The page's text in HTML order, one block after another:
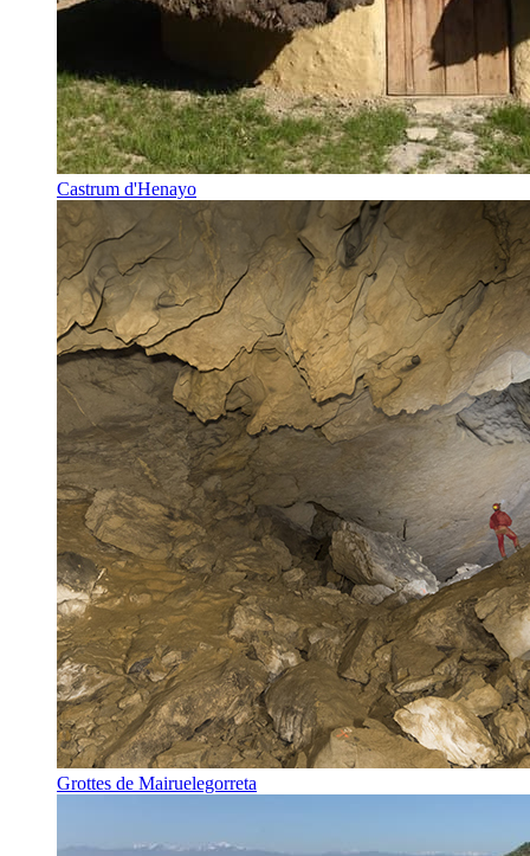
Castrum d'Henayo
Grottes de Mairuelegorreta